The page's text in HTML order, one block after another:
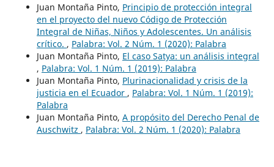
Juan Montaña Pinto, Principio de protección integral
en el proyecto del nuevo Código de Protección
Integral de Niñas, Niños y Adolescentes. Un análisis
crítico. , Palabra: Vol. 2 Núm. 1 (2020): Palabra
Juan Montaña Pinto, El caso Satya: un análisis integral
, Palabra: Vol. 1 Núm. 1 (2019): Palabra
Juan Montaña Pinto, Plurinacionalidad y crisis de la
justicia en el Ecuador , Palabra: Vol. 1 Núm. 1 (2019):
Palabra
Juan Montaña Pinto, A propósito del Derecho Penal de
Auschwitz , Palabra: Vol. 2 Núm. 1 (2020): Palabra